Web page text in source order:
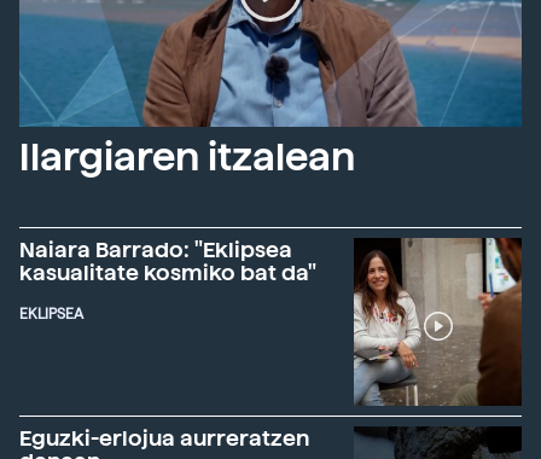
Ilargiaren itzalean
Naiara Barrado: "Eklipsea
kasualitate kosmiko bat da"
EKLIPSEA
Eguzki-erlojua aurreratzen